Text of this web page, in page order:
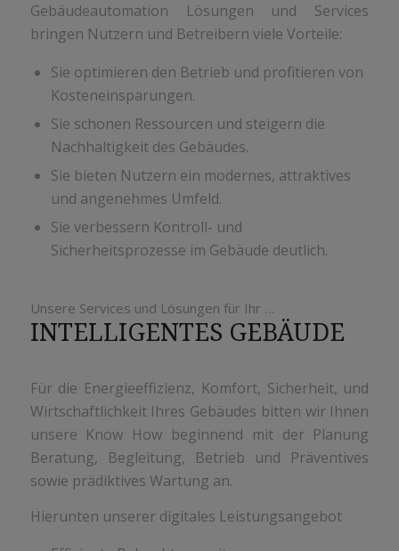
Gebäudeautomation Lösungen und Services
bringen Nutzern und Betreibern viele Vorteile:
Sie optimieren den Betrieb und profitieren von
Kosteneinsparungen.
Sie schonen Ressourcen und steigern die
Nachhaltigkeit des Gebäudes.
Sie bieten Nutzern ein modernes, attraktives
und angenehmes Umfeld.
Sie verbessern Kontroll- und
Sicherheitsprozesse im Gebäude deutlich.
Unsere Services und Lösungen für Ihr …
INTELLIGENTES GEBÄUDE
Für die Energieeffizienz, Komfort, Sicherheit, und
Wirtschaftlichkeit Ihres Gebäudes bitten wir Ihnen
unsere Know How beginnend mit der Planung
Beratung, Begleitung, Betrieb und Präventives
sowie prädiktives Wartung an.
Hierunten unserer digitales Leistungsangebot